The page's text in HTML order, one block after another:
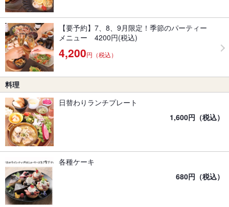
【要予約】7、8、9月限定！季節のパーティー
メニュー 4200円(税込)
4,200円（税込）
料理
日替わりランチプレート
1,600円（税込）
各種ケーキ
680円（税込）